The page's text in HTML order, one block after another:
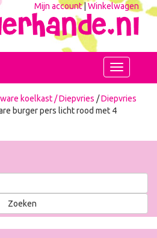
Mijn account|Winkelwagen
Toggle
navigation
koelkast / Diepvries /Diepvries
burger pers licht rood met 4